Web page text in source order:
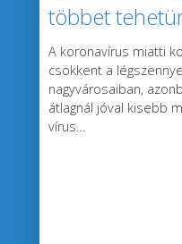
többet
A koronavírus miatti
csökkent a
nagyvárosaiban,
átlagnál jóval kisebb
vírus